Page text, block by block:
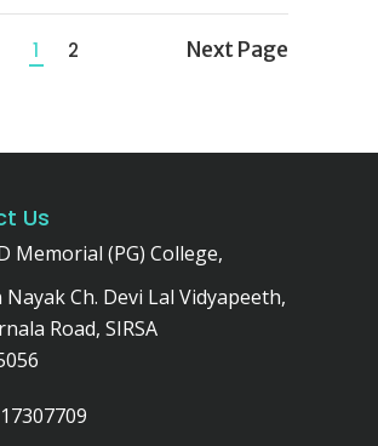
1 2 Next Page
Us
Memorial (PG) College,
Nayak Ch. Devi Lal Vidyapeeth,
Road, SIRSA